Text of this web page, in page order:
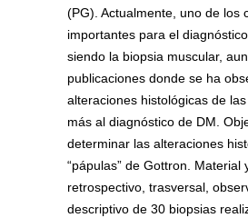
(PG). Actualmente, uno de los
importantes para el
siendo la biopsia muscular,
publicaciones donde se ha
alteraciones histológicas de
más al diagnóstico de DM.
determinar las alteraciones
“pápulas” de Gottron. Material
retrospectivo, trasversal,
descriptivo de 30 biopsias